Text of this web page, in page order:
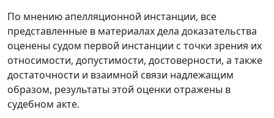
По мнению апелляционной инстанции, все
представленные в материалах дела доказательства
оценены судом первой инстанции с точки зрения их
относимости, допустимости, достоверности, а также
достаточности и взаимной связи надлежащим
образом, результаты этой оценки отражены в
судебном акте.